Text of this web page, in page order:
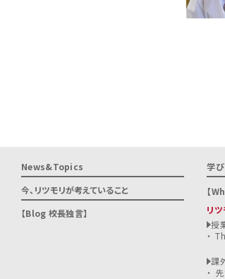
News&Topics
今、リツモリが考えていること
Blog 校長独言
学
リツ
授
課